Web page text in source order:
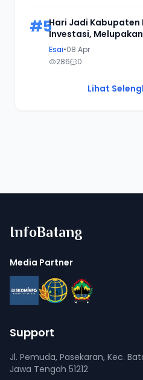
#5Hari Jadi
Investasi,
Esai•08 Apr
286
0
Lihat
InfoBatang
Media Partner
Support
Jl. Pemuda, Pasekaran, Kec.
Jawa Tengah 51212